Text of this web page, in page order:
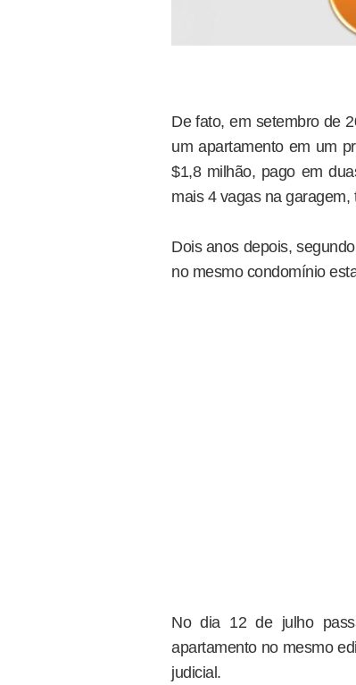
De fato, em setembro de
um apartamento em um
$1,8 milhão, pago em
mais 4 vagas na
Dois anos depois,
no mesmo condomínio
No dia 12 de julho
apartamento no mesmo
judicial.